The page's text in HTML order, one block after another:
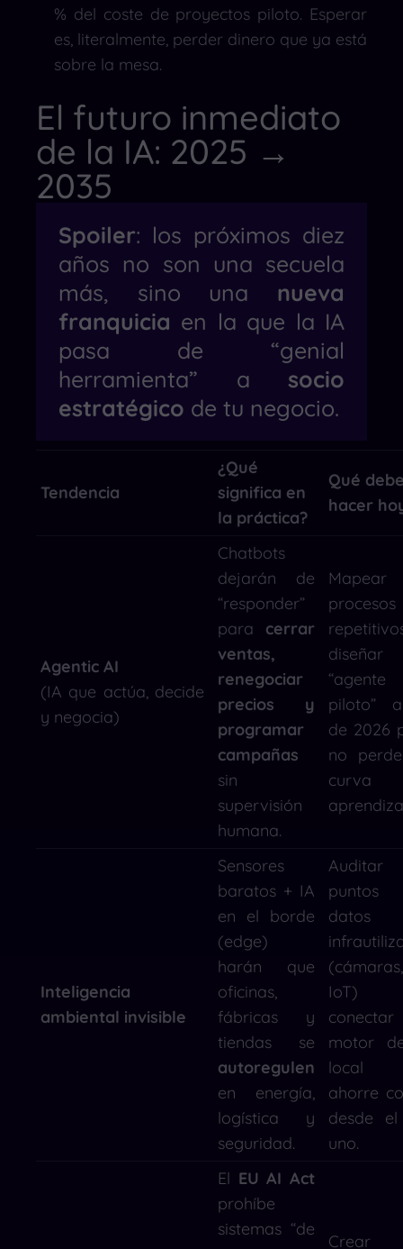
% del coste de proyectos piloto. Esperar
es, literalmente, perder dinero que ya está
sobre la mesa.
El futuro inmediato
de la IA: 2025 →
2035
Spoiler: los próximos diez
años no son una secuela
más, sino una nueva
franquicia en la que la IA
pasa de “genial
herramienta” a socio
estratégico de tu negocio.
Tendencia
¿Qué
significa en
la práctica?
Qué
hacer
Agentic AI
(IA que actúa, decide
y negocia)
Chatbots
dejarán de
“responder”
para cerrar
ventas,
renegociar
precios y
programar
campañas
sin
supervisión
humana.
Mapear
procesos
“agente
piloto”
de 2026
no
curva
Inteligencia
ambiental invisible
Sensores
baratos + IA
en el borde
(edge)
harán que
oficinas,
fábricas y
tiendas se
autoregulen
en energía,
logística y
seguridad.
Auditar
datos
(cámaras,
motor
local
ahorre
desde
uno.
El EU AI Act
prohíbe
sistemas “de
Crear